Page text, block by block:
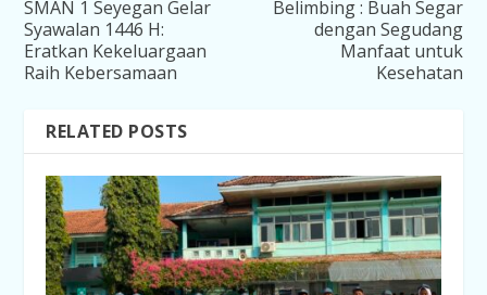
SMAN 1 Seyegan Gelar
Syawalan 1446 H:
Eratkan Kekeluargaan
Raih Kebersamaan
Belimbing : Buah Segar
dengan Segudang
Manfaat untuk
Kesehatan
RELATED POSTS